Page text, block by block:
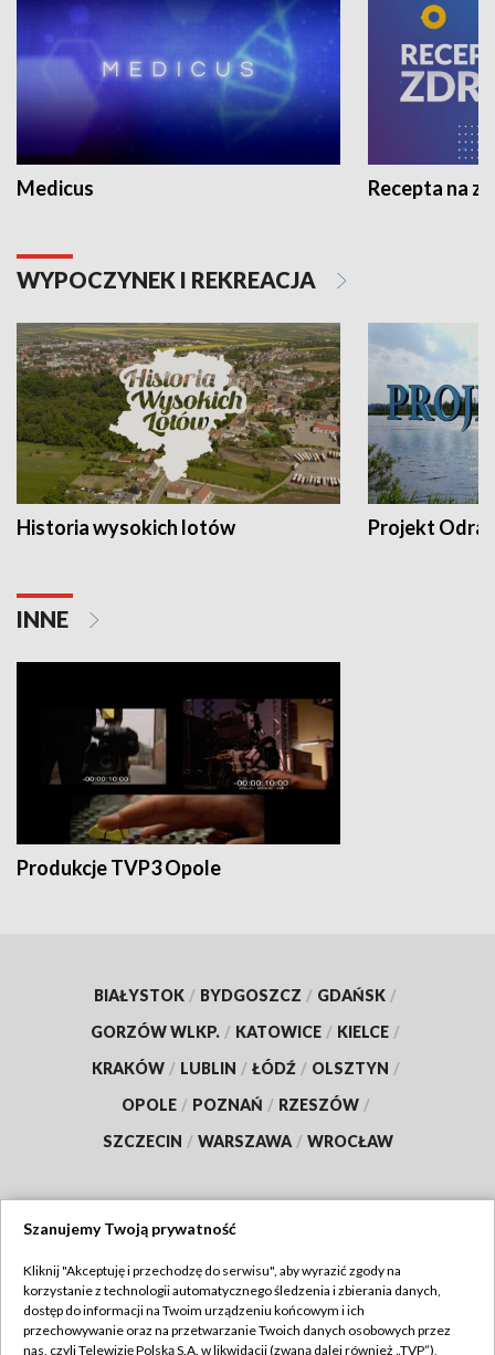
Medicus Recepta na
WYPOCZYNEK I REKREACJA
Historia wysokich lotów Projekt Odra
INNE
Produkcje TVP3 Opole
BIAŁYSTOK / BYDGOSZCZ / GDAŃSK /
GORZÓW WLKP. / KATOWICE / KIELCE /
KRAKÓW / LUBLIN / ŁÓDŹ / OLSZTYN /
OPOLE / POZNAŃ / RZESZÓW /
SZCZECIN / WARSZAWA / WROCŁAW
TVP
Abonament TVP
Regulamin TVP
Szanujemy Twoją prywatność
Kliknij "Akceptuję i przechodzę do serwisu", aby wyrazić zgody na
korzystanie z technologii automatycznego śledzenia i zbierania danych,
dostęp do informacji na Twoim urządzeniu końcowym i ich
przechowywanie oraz na przetwarzanie Twoich danych osobowych przez
nas, czyli Telewizję Polską S.A. w likwidacji (zwaną dalej również „TVP”),